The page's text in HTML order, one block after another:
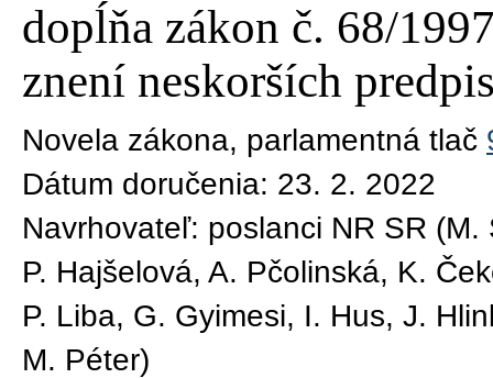
dopĺňa zákon č. 68/
znení neskorších
Novela zákona, parlamentná tlač
Dátum doručenia: 23. 2. 2022
Navrhovateľ: poslanci NR SR
P. Hajšelová, A. Pčolinská, K.
P. Liba, G. Gyimesi, I. Hus, J.
M. Péter)